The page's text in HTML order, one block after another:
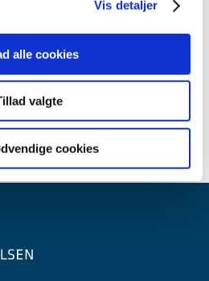
Vis detaljer
alle cookies
valgte
cookies